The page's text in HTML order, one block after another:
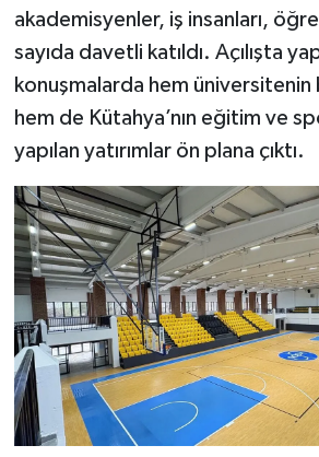
akademisyenler, iş insanları,
sayıda davetli katıldı. Açılışta
konuşmalarda hem üniversitenin
hem de Kütahya’nın eğitim ve
yapılan yatırımlar ön plana çıktı.